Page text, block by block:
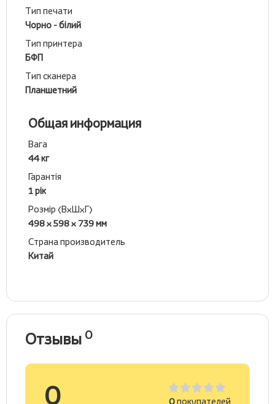
Тип печати
Чорно - білий
Тип принтера
БФП
Тип сканера
Планшетний
Общая информация
Вага
44 кг
Гарантія
1 рік
Розмір (ВхШхГ)
498 x 598 x 739 мм
Страна производитель
Китай
Отзывы 0
0 0покупателей